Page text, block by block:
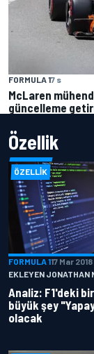
FORMULA 17 s
McLaren
güncelleme
Özellik
ÖZELLIK
FORMULA 117 Mar 2018
EKLEYEN JONATHAN
Analiz: F1'deki
büyük şey
olacak